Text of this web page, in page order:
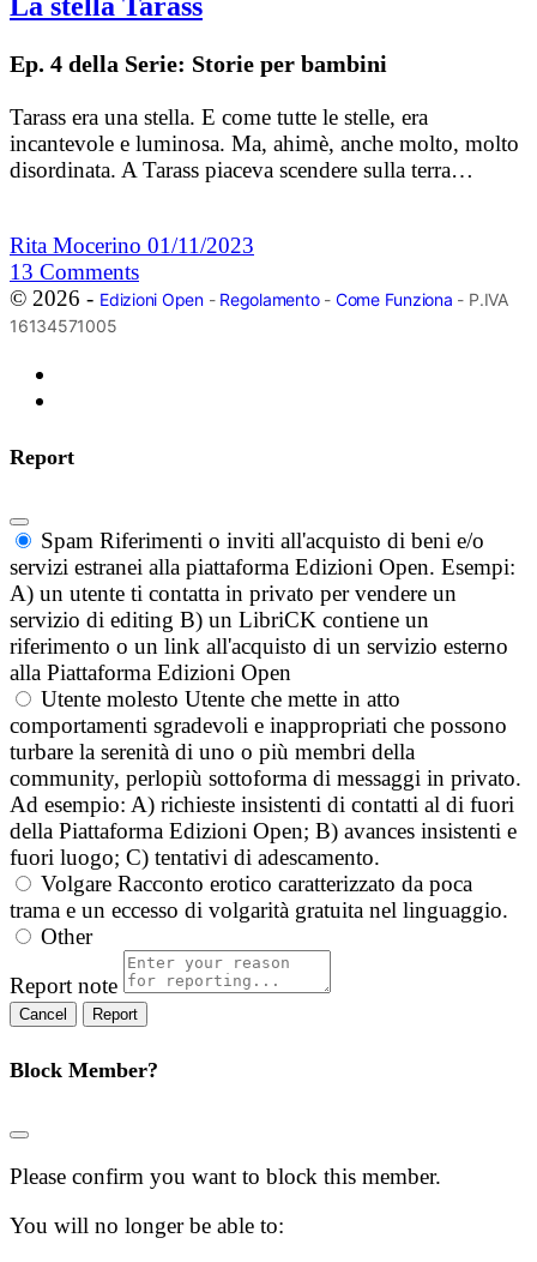
La stella Tarass
Ep. 4 della Serie: Storie per bambini
Tarass era una stella. E come tutte le stelle, era
incantevole e luminosa. Ma, ahimè, anche molto, molto
disordinata. A Tarass piaceva scendere sulla terra…
Rita Mocerino 01/11/2023
13 Comments
© 2026 - Edizioni Open- Regolamento- Come Funziona - P.IVA
16134571005
Report
Spam Riferimenti o inviti all'acquisto di beni e/o
servizi estranei alla piattaforma Edizioni Open. Esempi:
A) un utente ti contatta in privato per vendere un
servizio di editing B) un LibriCK contiene un
riferimento o un link all'acquisto di un servizio esterno
alla Piattaforma Edizioni Open
Utente molesto Utente che mette in atto
comportamenti sgradevoli e inappropriati che possono
turbare la serenità di uno o più membri della
community, perlopiù sottoforma di messaggi in privato.
Ad esempio: A) richieste insistenti di contatti al di fuori
della Piattaforma Edizioni Open; B) avances insistenti e
fuori luogo; C) tentativi di adescamento.
Volgare Racconto erotico caratterizzato da poca
trama e un eccesso di volgarità gratuita nel linguaggio.
Other
Report note
Report
Block Member?
Please confirm you want to block this member.
You will no longer be able to: